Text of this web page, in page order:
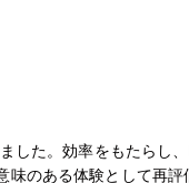
した。効率をもたらし
のある体験として再評